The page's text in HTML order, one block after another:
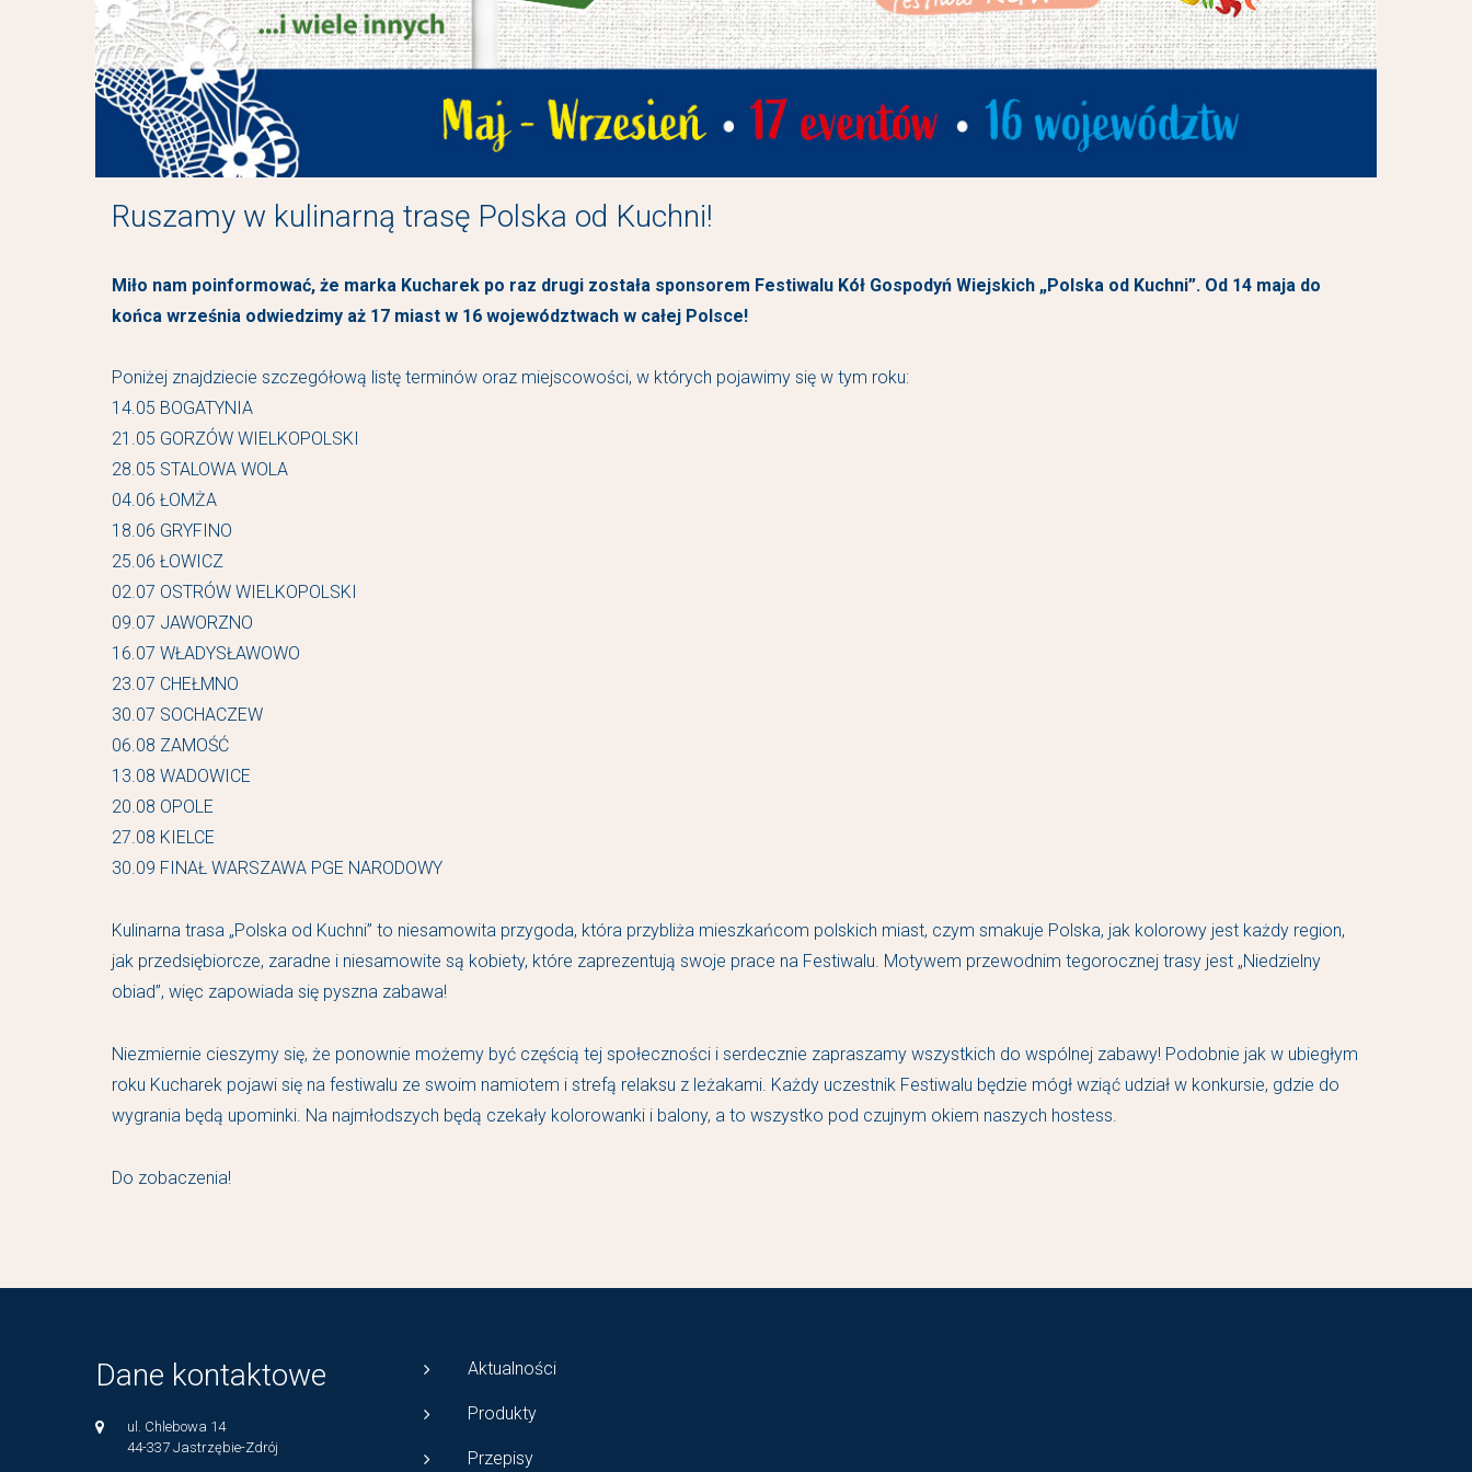
Ruszamy w kulinarną trasę Polska od Kuchni!
Miło nam poinformować, że marka Kucharek po raz drugi została sponsorem Festiwalu Kół Gospodyń Wiejskich „Polska od Kuchni”. Od 14 maja do
końca września odwiedzimy aż 17 miast w 16 województwach w całej Polsce!
Poniżej znajdziecie szczegółową listę terminów oraz miejscowości, w których pojawimy się w tym roku:
14.05 BOGATYNIA
21.05 GORZÓW WIELKOPOLSKI
28.05 STALOWA WOLA
04.06 ŁOMŻA
18.06 GRYFINO
25.06 ŁOWICZ
02.07 OSTRÓW WIELKOPOLSKI
09.07 JAWORZNO
16.07 WŁADYSŁAWOWO
23.07 CHEŁMNO
30.07 SOCHACZEW
06.08 ZAMOŚĆ
13.08 WADOWICE
20.08 OPOLE
27.08 KIELCE
30.09 FINAŁ WARSZAWA PGE NARODOWY
Kulinarna trasa „Polska od Kuchni” to niesamowita przygoda, która przybliża mieszkańcom polskich miast, czym smakuje Polska, jak kolorowy jest każdy region,
jak przedsiębiorcze, zaradne i niesamowite są kobiety, które zaprezentują swoje prace na Festiwalu. Motywem przewodnim tegorocznej trasy jest „Niedzielny
obiad”, więc zapowiada się pyszna zabawa!
Niezmiernie cieszymy się, że ponownie możemy być częścią tej społeczności i serdecznie zapraszamy wszystkich do wspólnej zabawy! Podobnie jak w ubiegłym
roku Kucharek pojawi się na festiwalu ze swoim namiotem i strefą relaksu z leżakami. Każdy uczestnik Festiwalu będzie mógł wziąć udział w konkursie, gdzie do
wygrania będą upominki. Na najmłodszych będą czekały kolorowanki i balony, a to wszystko pod czujnym okiem naszych hostess.
Do zobaczenia!
Dane kontaktowe
ul. Chlebowa 14
44-337 Jastrzębie-Zdrój
Aktualności
Produkty
Przepisy